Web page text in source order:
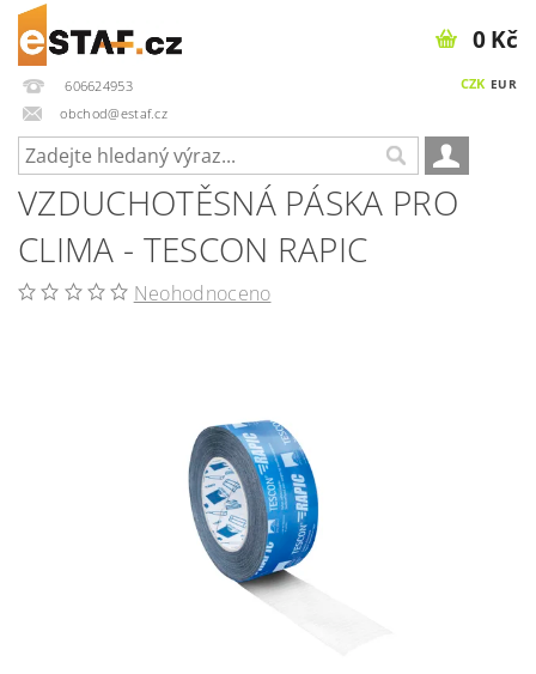
606624953
obchod@estaf.cz
CZK EUR
0 Kč
VZDUCHOTĚSNÁ PÁSKA PRO
CLIMA - TESCON RAPIC
Neohodnoceno